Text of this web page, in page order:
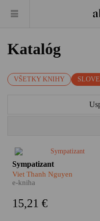
Katalóg
VŠETKY KNIHY
Jeden je agent vietnamských
komunistov, druhý slúži
juhovietnamskému
demokratickému režimu. Sú
Rozštiepená osobnosť i
Sympatizant
Viet Thanh Nguyen
e-kniha
15,21 €